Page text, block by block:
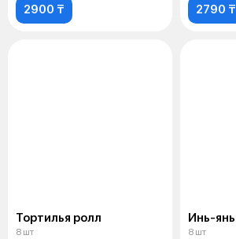
2900 ₸ 2790 ₸
Тортилья ролл
8 шт
Инь-янь
8 шт